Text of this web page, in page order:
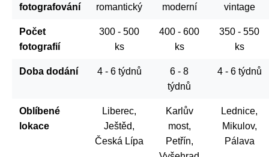
fotografování
romantický
moderní
vintage
Počet
fotografií
300 - 500
ks
400 - 600
ks
350 - 550
ks
Doba dodání 4 - 6 týdnů
6 - 8
týdnů
4 - 6 týdnů
Oblíbené
lokace
Liberec,
Ještěd,
Česká Lípa
Karlův
most,
Petřín,
Lednice,
Mikulov,
Pálava